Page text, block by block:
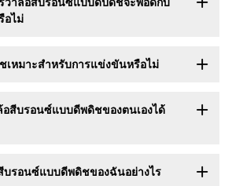
อไม่
หมาะสำหรับการแข่งขันหรือไม่
สีบรอนซ์แบบดีพดิชของตนเองได้
รอนซ์แบบดีพดิชของฉันอย่างไร